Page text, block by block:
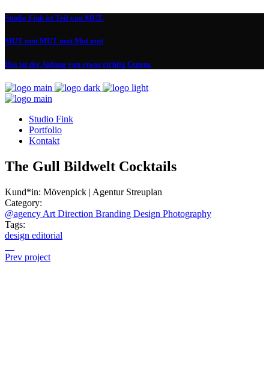
Studio Fink ist Teil von MUT.
MUT mut MUT mut Mut mut
Das ist der Anfang von etwas richtig Gutem.
Studio Fink
Portfolio
Kontakt
The Gull Bildwelt Cocktails
Kund*in: Mövenpick | Agentur Streuplan
Category:
@agency Art Direction Branding Design Photography
Tags:
design editorial
Prev project